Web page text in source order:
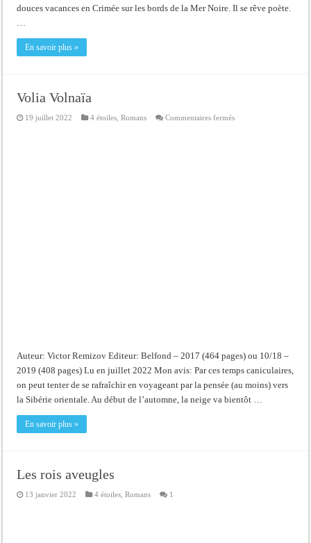
douces vacances en Crimée sur les bords de la Mer Noire. Il se rêve poète.
En savoir plus »
Volia Volnaïa
19 juillet 2022 4 étoiles ,Romans Commentaires ferméssur
Auteur: Victor Remizov Editeur: Belfond – 2017 (464 pages) ou 10/18 –
2019 (408 pages) Lu en juillet 2022 Mon avis: Par ces temps caniculaires,
on peut tenter de se rafraîchir en voyageant par la pensée (au moins) vers
la Sibérie orientale. Au début de l’automne, la neige va bientôt …
En savoir plus »
Les rois aveugles
13 janvier 2022 4 étoiles ,Romans 1